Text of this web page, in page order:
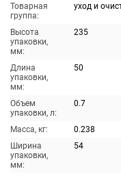
Товарная
группа:
уход и
Высота
упаковки,
мм:
235
Длина
упаковки,
мм:
50
Объем
упаковки, л:
0.7
Масса, кг:
0.238
Ширина
упаковки,
мм:
54